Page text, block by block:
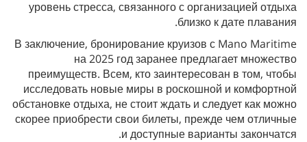
уровень стресса, связанного с организацией отдыха
близко к дате плавания.
В заключение, бронирование круизов с Mano Maritime
на 2025 год заранее предлагает множество
преимуществ. Всем, кто заинтересован в том, чтобы
исследовать новые миры в роскошной и комфортной
обстановке отдыха, не стоит ждать и следует как можно
скорее приобрести свои билеты, прежде чем отличные
и доступные варианты закончатся.